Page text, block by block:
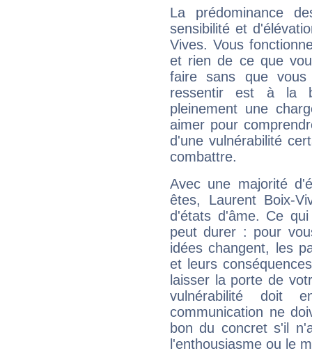
La prédominance
sensibilité et
Vives. Vous
et rien de ce que
faire sans que
ressentir est à la
pleinement une
aimer pour
d'une vulnérabilité
combattre.
Avec une majorité
êtes, Laurent Boix-
d'états d'âme. Ce
peut durer : pour
idées changent, les
et leurs
laisser la porte de
vulnérabilité doit
communication ne
bon du concret s'il
l'enthousiasme ou le